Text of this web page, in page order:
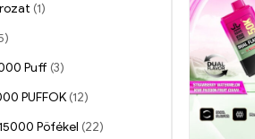
(1)
Puff (3)
PUFFOK (12)
Pöfékel (22)